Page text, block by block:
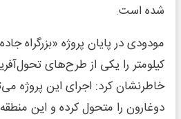
شده است.
کیلومتر را یکی از طرح‌های
خاطرنشان کرد: اجرای این پروژه
دوغارون را متحول کرده و این